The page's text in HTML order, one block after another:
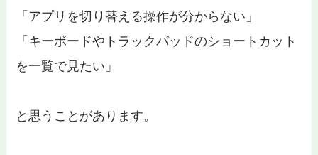
「アプリを切り替える操作が分からない」
「キーボードやトラックパッドのショートカット
を一覧で見たい」
と思うことがあります。